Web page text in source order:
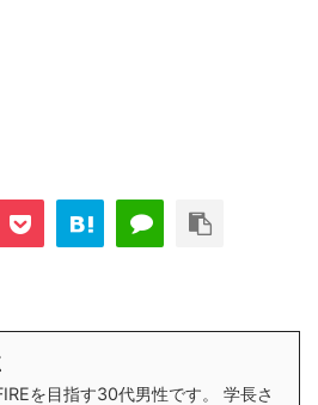
を目指す30代男性です。 学長さ